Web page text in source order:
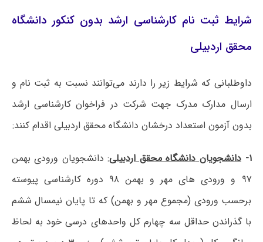
شرایط ثبت نام کارشناسی ارشد بدون کنکور دانشگاه
محقق اردبیلی
داوطلبانی که شرایط زیر را دارند می‌توانند نسبت به ثبت نام و
ارسال مدارک مدرک جهت شرکت در فراخوان کارشناسی ارشد
بدون آزمون استعداد درخشان دانشگاه محقق اردبیلی اقدام کنند:
۱- دانشجویاندانشگاه محقق اردبیلی: دانشجویان ورودی بهمن
۹۷ و ورودی های مهر و بهمن ۹۸ دوره کارشناسی پیوسته
برحسب ورودی (مجموع مهر و بهمن) که تا پایان نیمسال ششم
با گذراندن حداقل سه چهارم کل واحدهای درسی خود به لحاظ